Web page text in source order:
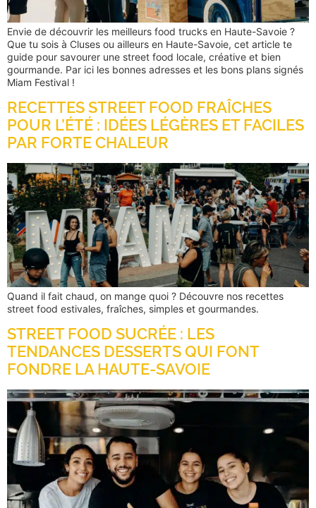
Envie de découvrir les meilleurs food trucks en Haute-Savoie ?
Que tu sois à Cluses ou ailleurs en Haute-Savoie, cet article te
guide pour savourer une street food locale, créative et bien
gourmande. Par ici les bonnes adresses et les bons plans signés
Miam Festival !
RECETTES STREET FOOD FRAÎCHES
POUR L’ÉTÉ : IDÉES LÉGÈRES ET FACILES
PAR FORTE CHALEUR
Quand il fait chaud, on mange quoi ? Découvre nos recettes
street food estivales, fraîches, simples et gourmandes.
STREET FOOD SUCRÉE : LES
TENDANCES DESSERTS QUI FONT
FONDRE LA HAUTE-SAVOIE